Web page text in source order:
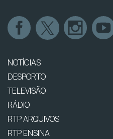
NOTÍCIAS
DESPORTO
TELEVISÃO
RÁDIO
RTP ARQUIVOS
RTP ENSINA